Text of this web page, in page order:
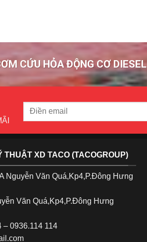
CỨU HỎA ĐỘNG CƠ DIESEL
THUẬT XD TACO (TACOGROUP)
Nguyễn Văn Quá,Kp4,P.Đông Hưng
Văn Quá,Kp4,P.Đông Hưng
– 0936.114 114